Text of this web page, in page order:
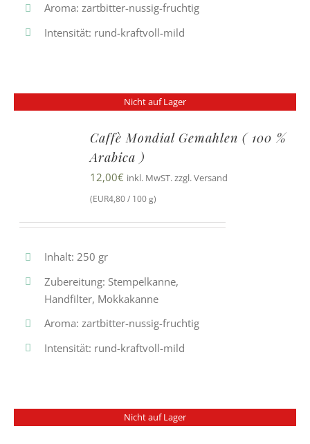
Aroma: zartbitter-nussig-fruchtig
Intensität: rund-kraftvoll-mild
Nicht auf Lager
Caffè Mondial Gemahlen ( 100 %
Arabica )
12,00€ inkl. MwST. zzgl. Versand
(EUR4,80 / 100 g)
Inhalt: 250 gr
Zubereitung: Stempelkanne,
Handfilter, Mokkakanne
Aroma: zartbitter-nussig-fruchtig
Intensität: rund-kraftvoll-mild
Nicht auf Lager